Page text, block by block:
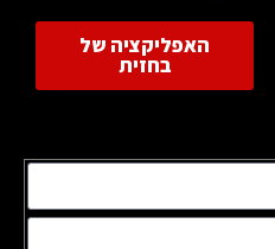
האפליקציה של
בחזית